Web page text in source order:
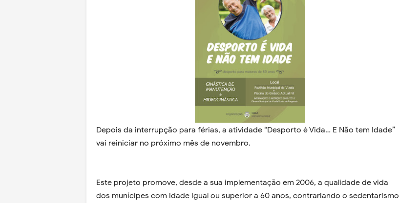
Depois da interrupção para férias, a atividade “Desporto é Vida… E Não tem Idade”
vai reiniciar no próximo mês de novembro.
Este projeto promove, desde a sua implementação em 2006, a qualidade de vida
dos munícipes com idade igual ou superior a 60 anos, contrariando o sedentarismo